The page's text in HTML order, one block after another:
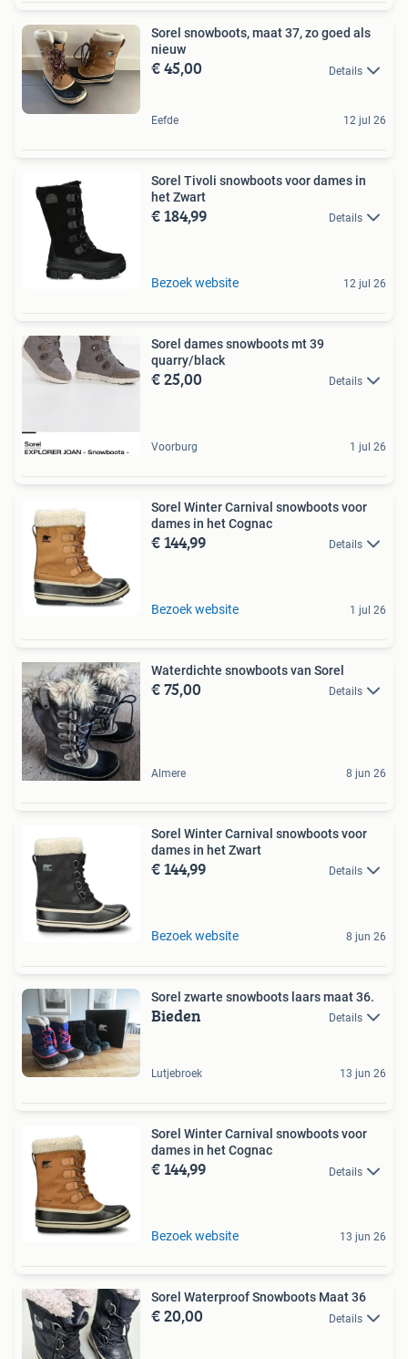
Sorel snowboots, maat 37, zo goed als
nieuw
€ 45,00 Details
Eefde 12 jul 26
Sorel Tivoli snowboots voor dames in
het Zwart
€ 184,99 Details
Bezoek website 12 jul 26
Sorel dames snowboots mt 39
quarry/black
€ 25,00 Details
Voorburg 1 jul 26
Sorel Winter Carnival snowboots voor
dames in het Cognac
€ 144,99 Details
Bezoek website 1 jul 26
Waterdichte snowboots van Sorel
€ 75,00 Details
Almere 8 jun 26
Sorel Winter Carnival snowboots voor
dames in het Zwart
€ 144,99 Details
Bezoek website 8 jun 26
Sorel zwarte snowboots laars maat 36.
Bieden Details
Lutjebroek 13 jun 26
Sorel Winter Carnival snowboots voor
dames in het Cognac
€ 144,99 Details
Bezoek website 13 jun 26
Sorel Waterproof Snowboots Maat 36
€ 20,00 Details